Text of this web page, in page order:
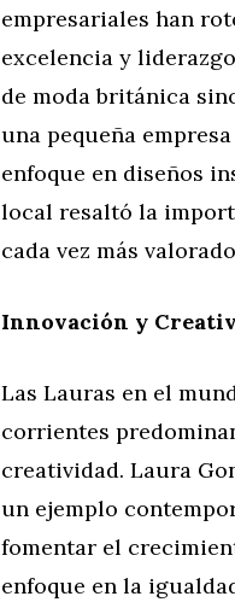
empresariales han
excelencia y
de moda británica
una pequeña
enfoque en diseños
local resaltó la
cada vez más
Innovación y
Las Lauras en el
corrientes
creatividad. Laura
un ejemplo
fomentar el
enfoque en la